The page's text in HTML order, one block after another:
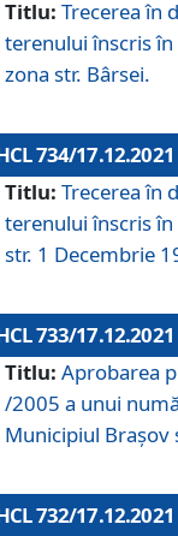
Titlu: Trecerea în
terenului înscris în
zona str. Bârsei.
734/17.12.2021
Titlu: Trecerea în
terenului înscris în
str. 1 Decembrie
733/17.12.2021
Titlu: Aprobarea
/2005 a unui
Municipiul Braşov
732/17.12.2021